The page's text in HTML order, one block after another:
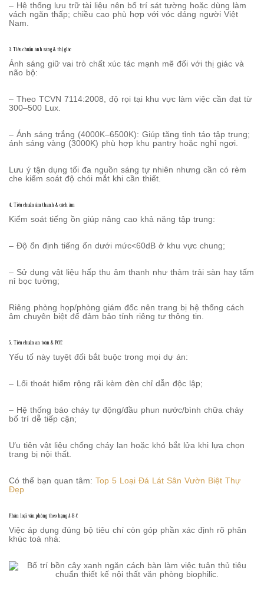
– Hệ thống lưu trữ tài liệu nên bố trí sát tường hoặc dùng làm
vách ngăn thấp; chiều cao phù hợp với vóc dáng người Việt
Nam.
3. Tiêu chuẩn ánh sáng & thị giác
Ánh sáng giữ vai trò chất xúc tác mạnh mẽ đối với thị giác và
não bộ:
– Theo TCVN 7114:2008, độ rọi tại khu vực làm việc cần đạt từ
300–500 Lux.
– Ánh sáng trắng (4000K–6500K): Giúp tăng tỉnh táo tập trung;
ánh sáng vàng (3000K) phù hợp khu pantry hoặc nghỉ ngơi.
Lưu ý tận dụng tối đa nguồn sáng tự nhiên nhưng cần có rèm
che kiểm soát độ chói mắt khi cần thiết.
4. Tiêu chuẩn âm thanh & cách âm
Kiểm soát tiếng ồn giúp nâng cao khả năng tập trung:
– Độ ổn định tiếng ổn dưới mức<60dB ở khu vực chung;
– Sử dụng vật liệu hấp thu âm thanh như thảm trải sàn hay tấm
nỉ bọc tường;
Riêng phòng họp/phòng giám đốc nên trang bị hệ thống cách
âm chuyên biệt để đảm bảo tính riêng tư thông tin.
5. Tiêu chuẩn an toàn & PCCC
Yếu tố này tuyệt đối bắt buộc trong mọi dự án:
– Lối thoát hiểm rộng rãi kèm đèn chỉ dẫn độc lập;
– Hệ thống báo cháy tự động/đầu phun nước/bình chữa cháy
bố trí dễ tiếp cận;
Ưu tiên vật liệu chống cháy lan hoặc khó bắt lửa khi lựa chọn
trang bị nội thất.
Có thể bạn quan tâm: Top 5 Loại Đá Lát Sân Vườn Biệt Thự
Đẹp
Phân loại văn phòng theo hạng A-B-C
Việc áp dụng đúng bộ tiêu chí còn góp phần xác định rõ phân
khúc toà nhà: